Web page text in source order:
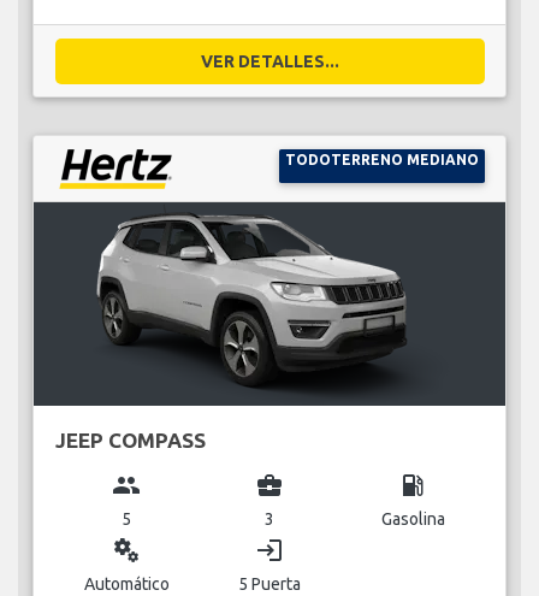
VER DETALLES...
TODOTERRENO MEDIANO
JEEP COMPASS
group
5
business_center
3
local_gas_station
Gasolina
miscellaneous_services
Automático
login
5 Puerta